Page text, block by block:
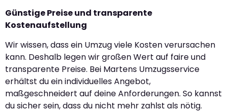
Günstige Preise und transparente
Kostenaufstellung
Wir wissen, dass ein Umzug viele Kosten verursachen
kann. Deshalb legen wir großen Wert auf faire und
transparente Preise. Bei Martens Umzugsservice
erhältst du ein individuelles Angebot,
maßgeschneidert auf deine Anforderungen. So kannst
du sicher sein, dass du nicht mehr zahlst als nötig.